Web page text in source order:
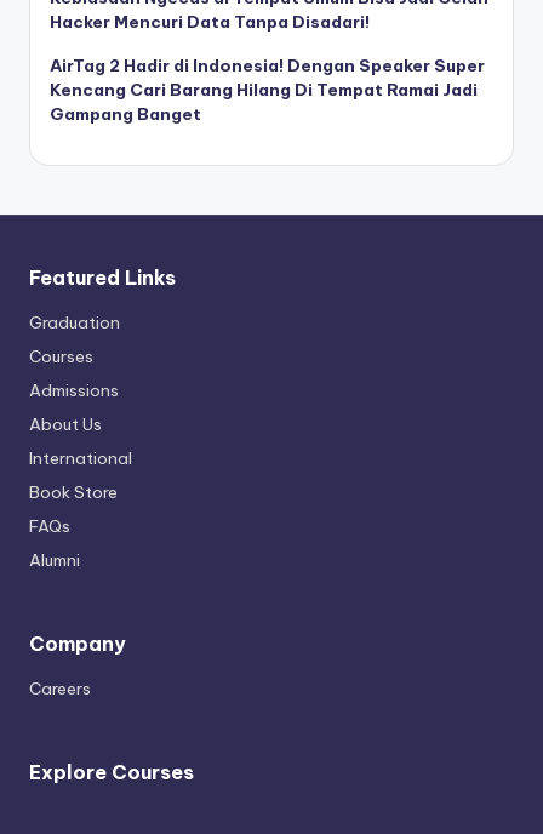
Hacker Mencuri Data Tanpa Disadari!
AirTag 2 Hadir di Indonesia! Dengan Speaker Super
Kencang Cari Barang Hilang Di Tempat Ramai Jadi
Gampang Banget
Featured Links
Graduation
Courses
Admissions
About Us
International
Book Store
FAQs
Alumni
Company
Careers
Explore Courses